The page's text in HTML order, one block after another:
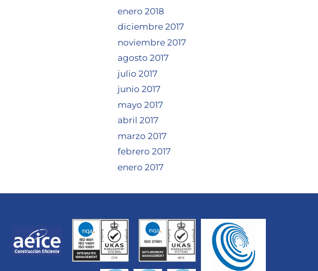
enero 2018
diciembre 2017
noviembre 2017
agosto 2017
julio 2017
junio 2017
mayo 2017
abril 2017
marzo 2017
febrero 2017
enero 2017